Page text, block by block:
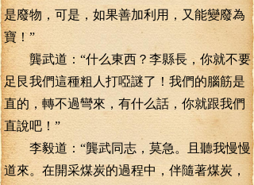
是廢物，可是，如果善加利用，又能變廢為
寶！”
龔武道：“什么東西？李縣長，你就不要
足艮我們這種粗人打啞謎了！我們的腦筋是
直的，轉不過彎來，有什么話，你就跟我們
直說吧！”
李毅道：“龔武同志，莫急。且聽我慢慢
道來。在開采煤炭的過程中，伴隨著煤炭，